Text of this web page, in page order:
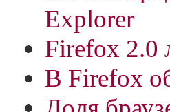
Explorer
Firefox 2.0
В Firefox